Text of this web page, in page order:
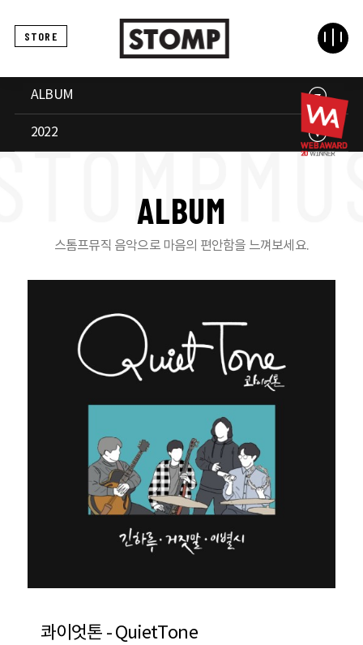
STORE
ALBUM
2022
ALBUM
스톰프뮤직 음악으로 마음의 편안함을 느껴보세요.
콰이엇톤 - QuietTone